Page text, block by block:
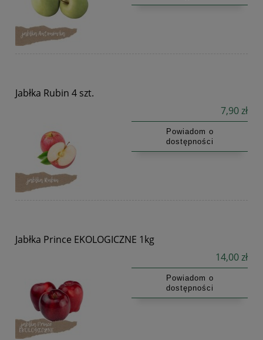
Jabłka Rubin 4 szt.
7,90 zł
Powiadom o
dostępności
Jabłka Prince EKOLOGICZNE 1kg
14,00 zł
Powiadom o
dostępności